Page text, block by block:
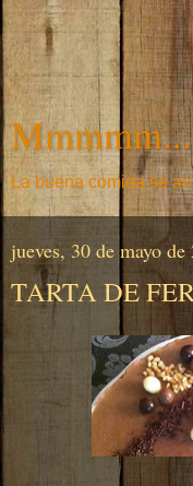
La buena comida se
jueves, 30 de mayo de
TARTA DE